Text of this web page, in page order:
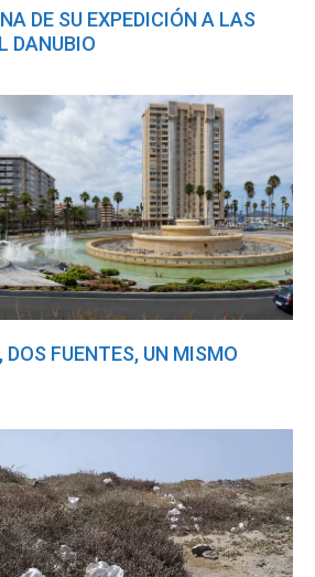
DE SU EXPEDICIÓN A LAS
DANUBIO
DOS FUENTES, UN MISMO